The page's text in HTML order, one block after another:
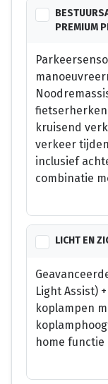
PREMIUM
kruisend
verkeer
inclusief
combinatie
LICHT EN
Light Assist)
koplampen
home functie